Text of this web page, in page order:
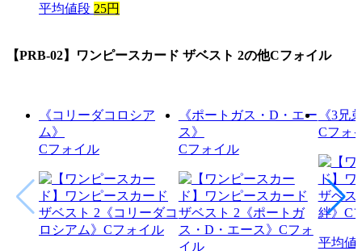
平均値段 25円
【PRB-02】ワンピースカード ザベスト 2の他Cフォイル
《コリーダコロシア
ム》
Cフォイル
《ポートガス・D・エー
ス》
Cフォイル
《3兄
Cフォ
平均値